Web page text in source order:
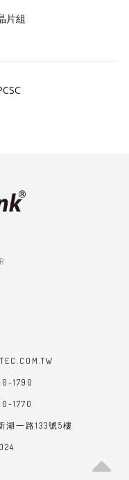
片組
1790
1770
湖一路133號5樓